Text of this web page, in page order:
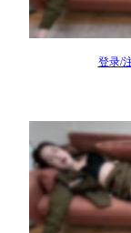
登录/